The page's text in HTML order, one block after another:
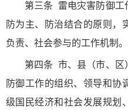
第三条 雷电灾害防御工
防为主、防治结合的原则，
负责、社会参与的工作机制。
第四条 市、县（市、区
防御工作的组织、领导和协
级国民经济和社会发展规划